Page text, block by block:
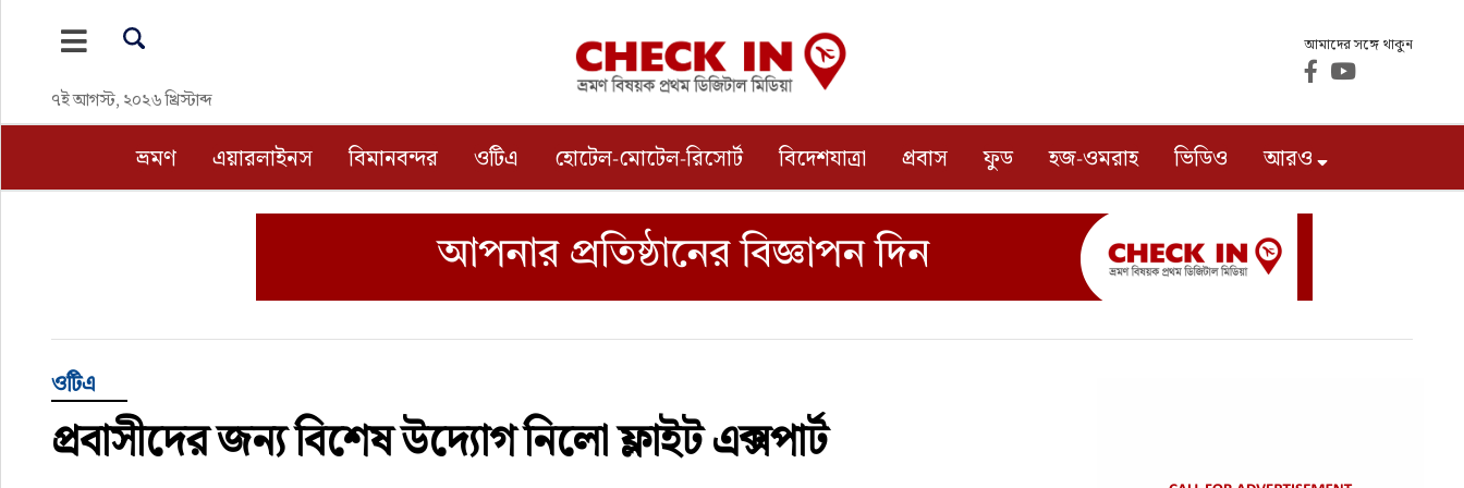
৭ই আগস্ট, ২০২৬ খ্রিস্টাব্দ
আমাদের সঙ্গে থাকুন
এয়ারলাইনস
বিমানবন্দর
বিদেশযাত্রা
প্রবাস
ভ্রমণ এয়ারলাইনস বিমানবন্দর ওটিএ হোটেল-মোটেল-রিসোর্ট বিদেশযাত্রা প্রবাস ফুড হজ-ওমরাহ ভিডিও আরও
ওটিএ
প্রবাসীদের জন্য বিশেষ উদ্যােগ নিলো ফ্লাইট এক্সপার্ট